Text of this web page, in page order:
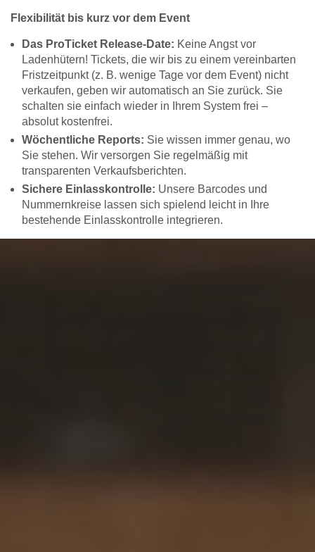
Flexibilität bis kurz vor dem Event
Das ProTicket Release-Date: Keine Angst vor
Ladenhütern! Tickets, die wir bis zu einem vereinbarten
Fristzeitpunkt (z. B. wenige Tage vor dem Event) nicht
verkaufen, geben wir automatisch an Sie zurück. Sie
schalten sie einfach wieder in Ihrem System frei –
absolut kostenfrei.
Wöchentliche Reports: Sie wissen immer genau, wo
Sie stehen. Wir versorgen Sie regelmäßig mit
transparenten Verkaufsberichten.
Sichere Einlasskontrolle: Unsere Barcodes und
Nummernkreise lassen sich spielend leicht in Ihre
bestehende Einlasskontrolle integrieren.